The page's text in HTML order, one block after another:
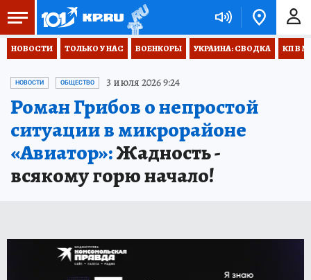
НОВОСТИ ТОЛЬКО У НАС ВОЕНКОРЫ УКРАИНА: СВОДКА КП В
НОВОСТИ ОБЩЕСТВО 3 июля 2026 9:24
Роман Грибов о непростой
ситуации в микрорайоне
«Авиатор»:Жадность -
всякому горю начало!